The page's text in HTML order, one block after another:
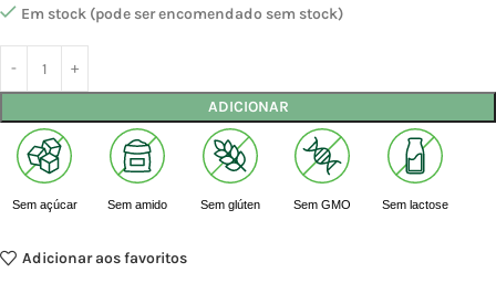
Em stock (pode ser encomendado sem stock)
ADICIONAR
Sem açúcar Sem amido Sem glúten Sem GMO Sem lactose
Adicionar aos favoritos